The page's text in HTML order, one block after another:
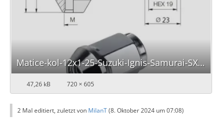
Matice-kol-12x1-25-Suzuki-Ignis-Samurai-SX4-Kod-vyrobce-NK12x1-25x34KL19.jpeg
47,26 kB 720 × 605
2 Mal editiert, zuletzt von MilanT(8. Oktober 2024 um 07:08)